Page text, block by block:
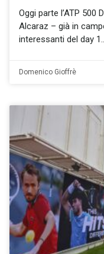
Oggi parte l’ATP 500
Alcaraz – già in
interessanti del day 1.
Domenico Gioffrè